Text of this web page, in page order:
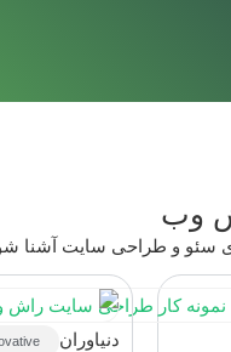
وب
سئو و طراحی سایت آشنا
دنیاوران